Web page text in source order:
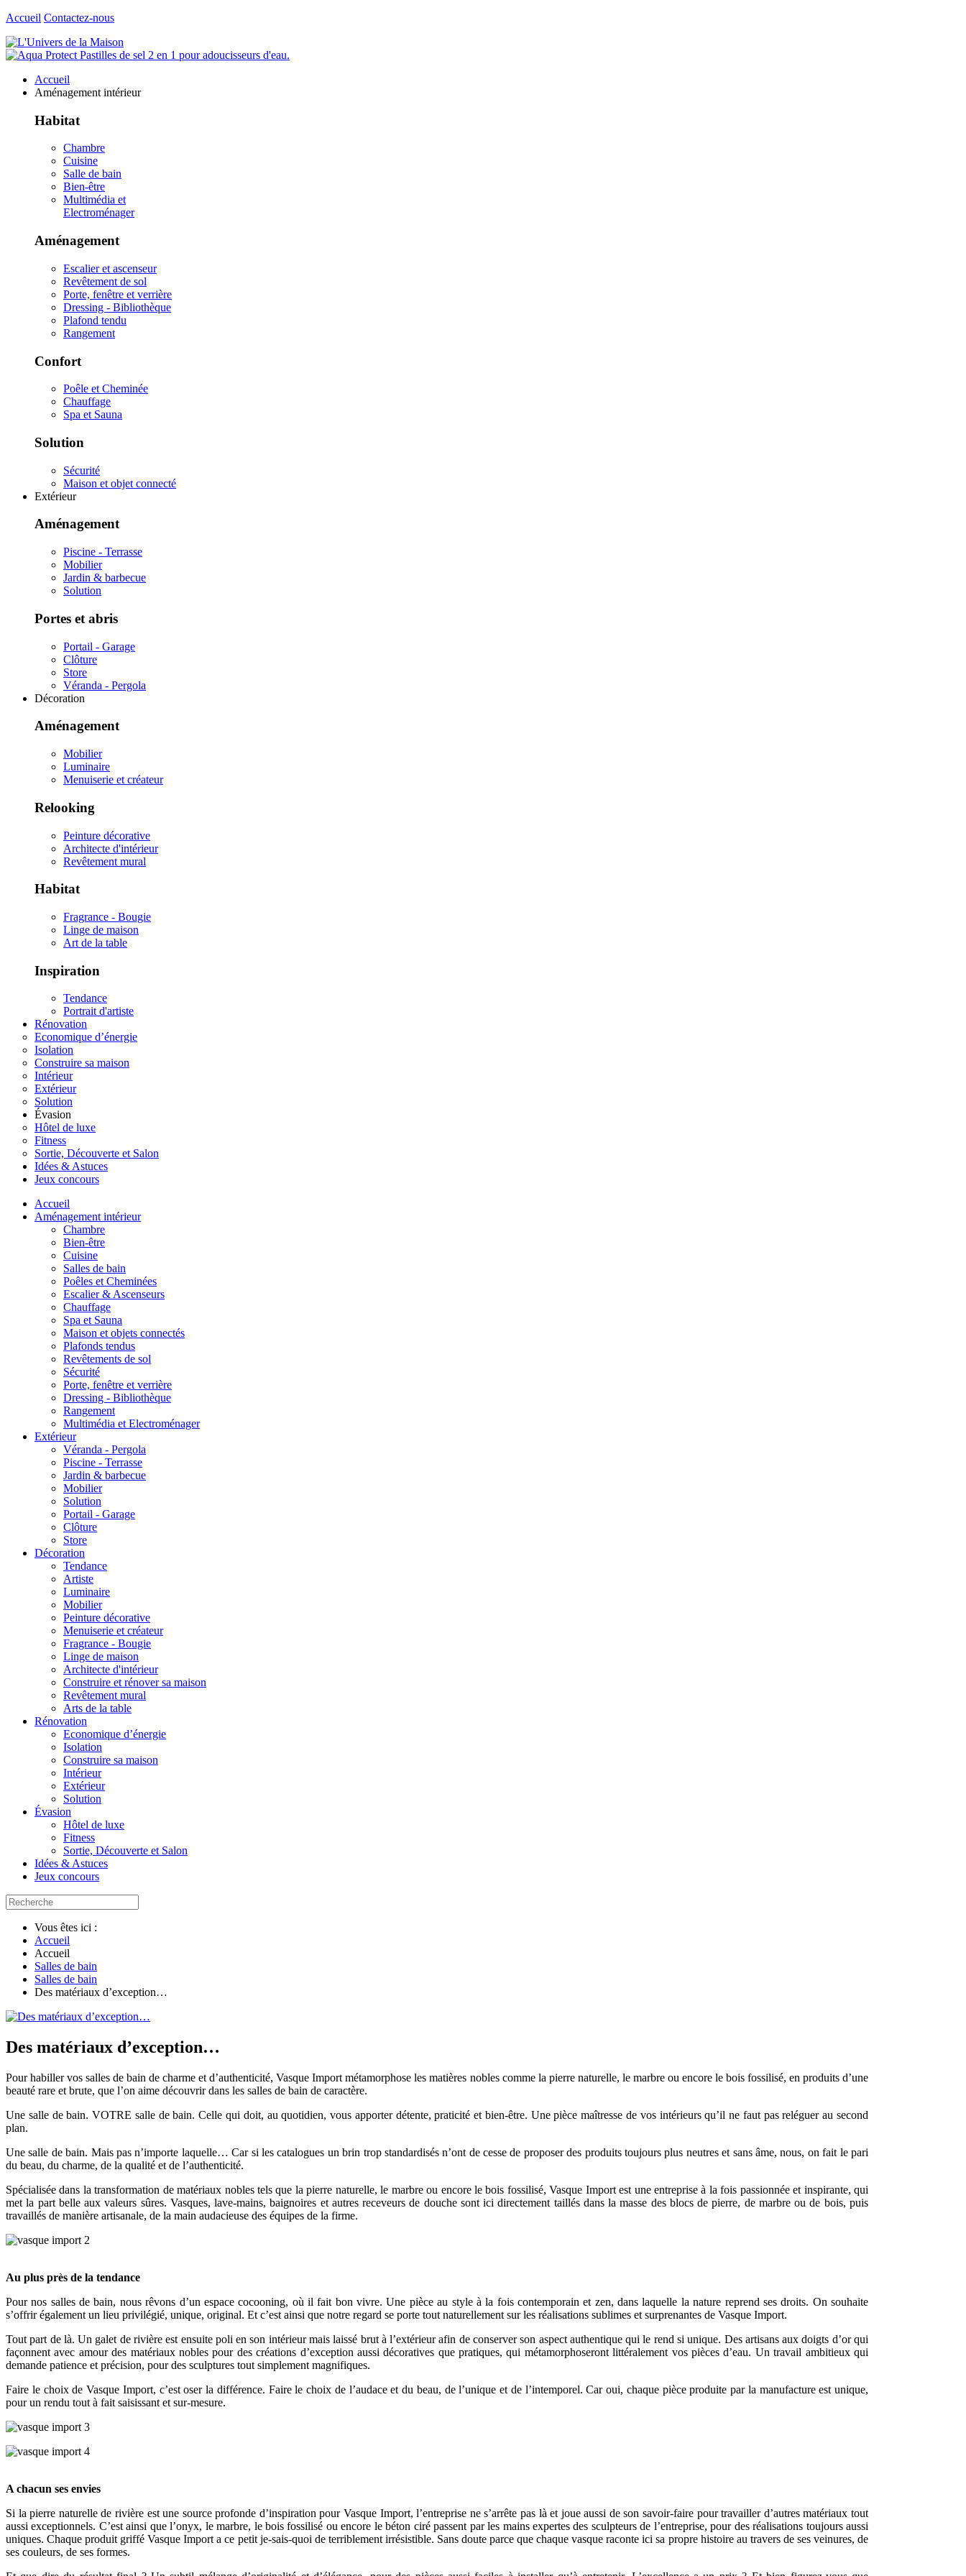
Accueil Contactez-nous
Accueil
Aménagement intérieur
Habitat
Chambre
Cuisine
Salle de bain
Bien-être
Multimédia et
Electroménager
Aménagement
Escalier et ascenseur
Revêtement de sol
Porte, fenêtre et verrière
Dressing - Bibliothèque
Plafond tendu
Rangement
Confort
Poêle et Cheminée
Chauffage
Spa et Sauna
Solution
Sécurité
Maison et objet connecté
Extérieur
Aménagement
Piscine - Terrasse
Mobilier
Jardin & barbecue
Solution
Portes et abris
Portail - Garage
Clôture
Store
Véranda - Pergola
Décoration
Aménagement
Mobilier
Luminaire
Menuiserie et créateur
Relooking
Peinture décorative
Architecte d'intérieur
Revêtement mural
Habitat
Fragrance - Bougie
Linge de maison
Art de la table
Inspiration
Tendance
Portrait d'artiste
Rénovation
Economique d’énergie
Isolation
Construire sa maison
Intérieur
Extérieur
Solution
Évasion
Hôtel de luxe
Fitness
Sortie, Découverte et Salon
Idées & Astuces
Jeux concours
Accueil
Aménagement intérieur
Chambre
Bien-être
Cuisine
Salles de bain
Poêles et Cheminées
Escalier & Ascenseurs
Chauffage
Spa et Sauna
Maison et objets connectés
Plafonds tendus
Revêtements de sol
Sécurité
Porte, fenêtre et verrière
Dressing - Bibliothèque
Rangement
Multimédia et Electroménager
Extérieur
Véranda - Pergola
Piscine - Terrasse
Jardin & barbecue
Mobilier
Solution
Portail - Garage
Clôture
Store
Décoration
Tendance
Artiste
Luminaire
Mobilier
Peinture décorative
Menuiserie et créateur
Fragrance - Bougie
Linge de maison
Architecte d'intérieur
Construire et rénover sa maison
Revêtement mural
Arts de la table
Rénovation
Economique d’énergie
Isolation
Construire sa maison
Intérieur
Extérieur
Solution
Évasion
Hôtel de luxe
Fitness
Sortie, Découverte et Salon
Idées & Astuces
Jeux concours
Vous êtes ici :
Accueil
Accueil
Salles de bain
Salles de bain
Des matériaux d’exception…
Des matériaux d’exception…
Pour habiller vos salles de bain de charme et d’authenticité, Vasque Import métamorphose les matières nobles comme la pierre naturelle, le marbre ou encore le bois fossilisé, en produits d’une
beauté rare et brute, que l’on aime découvrir dans les salles de bain de caractère.
Une salle de bain. VOTRE salle de bain. Celle qui doit, au quotidien, vous apporter détente, praticité et bien-être. Une pièce maîtresse de vos intérieurs qu’il ne faut pas reléguer au second
plan.
Une salle de bain. Mais pas n’importe laquelle… Car si les catalogues un brin trop standardisés n’ont de cesse de proposer des produits toujours plus neutres et sans âme, nous, on fait le pari
du beau, du charme, de la qualité et de l’authenticité.
Spécialisée dans la transformation de matériaux nobles tels que la pierre naturelle, le marbre ou encore le bois fossilisé, Vasque Import est une entreprise à la fois passionnée et inspirante, qui
met la part belle aux valeurs sûres. Vasques, lave-mains, baignoires et autres receveurs de douche sont ici directement taillés dans la masse des blocs de pierre, de marbre ou de bois, puis
travaillés de manière artisanale, de la main audacieuse des équipes de la firme.
Au plus près de la tendance
Pour nos salles de bain, nous rêvons d’un espace cocooning, où il fait bon vivre. Une pièce au style à la fois contemporain et zen, dans laquelle la nature reprend ses droits. On souhaite
s’offrir également un lieu privilégié, unique, original. Et c’est ainsi que notre regard se porte tout naturellement sur les réalisations sublimes et surprenantes de Vasque Import.
Tout part de là. Un galet de rivière est ensuite poli en son intérieur mais laissé brut à l’extérieur afin de conserver son aspect authentique qui le rend si unique. Des artisans aux doigts d’or qui
façonnent avec amour des matériaux nobles pour des créations d’exception aussi décoratives que pratiques, qui métamorphoseront littéralement vos pièces d’eau. Un travail ambitieux qui
demande patience et précision, pour des sculptures tout simplement magnifiques.
Faire le choix de Vasque Import, c’est oser la différence. Faire le choix de l’audace et du beau, de l’unique et de l’intemporel. Car oui, chaque pièce produite par la manufacture est unique,
pour un rendu tout à fait saisissant et sur-mesure.
A chacun ses envies
Si la pierre naturelle de rivière est une source profonde d’inspiration pour Vasque Import, l’entreprise ne s’arrête pas là et joue aussi de son savoir-faire pour travailler d’autres matériaux tout
aussi exceptionnels. C’est ainsi que l’onyx, le marbre, le bois fossilisé ou encore le béton ciré passent par les mains expertes des sculpteurs de l’entreprise, pour des réalisations toujours aussi
uniques. Chaque produit griffé Vasque Import a ce petit je-sais-quoi de terriblement irrésistible. Sans doute parce que chaque vasque raconte ici sa propre histoire au travers de ses veinures, de
ses couleurs, de ses formes.